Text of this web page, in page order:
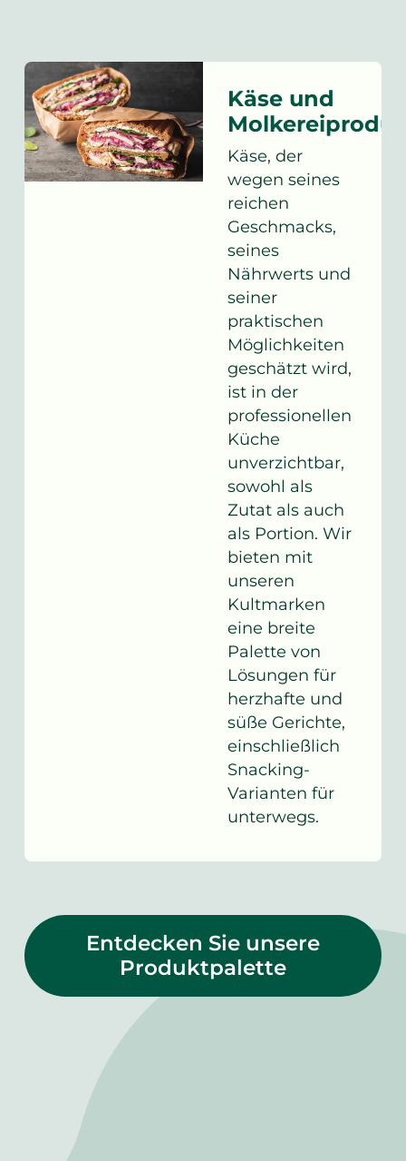
Käse und
Käse, der
wegen seines
reichen
Geschmacks,
seines
Nährwerts und
seiner
praktischen
Möglichkeiten
geschätzt wird,
ist in der
professionellen
Küche
unverzichtbar,
sowohl als
Zutat als auch
als Portion. Wir
bieten mit
unseren
Kultmarken
eine breite
Palette von
Lösungen für
herzhafte und
süße Gerichte,
einschließlich
Snacking-
Varianten für
unterwegs.
Entdecken Sie unsere
Produktpalette